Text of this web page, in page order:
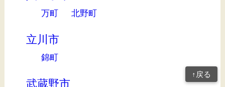
万町 北野町
立川市
錦町
武蔵野市
↑戻る